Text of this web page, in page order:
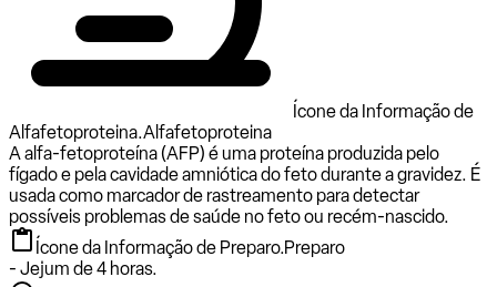
Ícone da Informação de
Alfafetoproteina.Alfafetoproteina
A alfa-fetoproteína (AFP) é uma proteína produzida pelo
fígado e pela cavidade amniótica do feto durante a gravidez. É
usada como marcador de rastreamento para detectar
possíveis problemas de saúde no feto ou recém-nascido.
Ícone da Informação de Preparo.Preparo
- Jejum de 4 horas.